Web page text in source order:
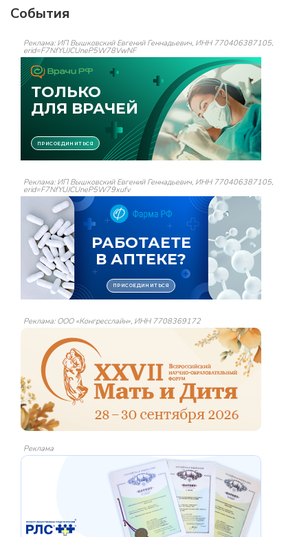
События
Реклама: ИП Вышковский Евгений Геннадьевич, ИНН 770406387105,
erid=F7NfYUJCUneP5W78VwNF
Реклама: ИП Вышковский Евгений Геннадьевич, ИНН 770406387105,
erid=F7NfYUJCUneP5W79xufv
Реклама: ООО «Конгресслайн», ИНН 7708369172
Реклама